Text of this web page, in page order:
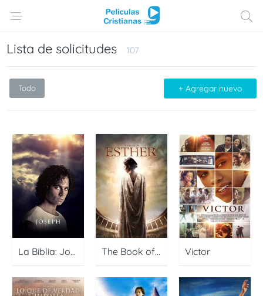
Lista de solicitudes 107
+ Agregar nuevo
Todo
La Biblia: José, los sueños del faraón The Book of Esther Victor